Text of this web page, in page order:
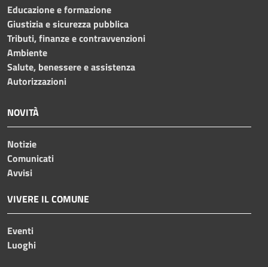
Educazione e formazione
Giustizia e sicurezza pubblica
Tributi, finanze e contravvenzioni
Ambiente
Salute, benessere e assistenza
Autorizzazioni
NOVITÀ
Notizie
Comunicati
Avvisi
VIVERE IL COMUNE
Eventi
Luoghi